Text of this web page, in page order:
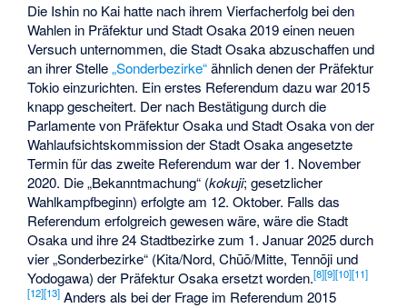
Die Ishin no Kai hatte nach ihrem Vierfacherfolg bei den
Wahlen in Präfektur und Stadt Osaka 2019 einen neuen
Versuch unternommen, die Stadt Osaka abzuschaffen und
an ihrer Stelle„Sonderbezirke“ähnlich denen der Präfektur
Tokio einzurichten. Ein erstes Referendum dazu war 2015
knapp gescheitert. Der nach Bestätigung durch die
Parlamente von Präfektur Osaka und Stadt Osaka von der
Wahlaufsichtskommission der Stadt Osaka angesetzte
Termin für das zweite Referendum war der 1. November
2020. Die „Bekanntmachung“ (kokuji; gesetzlicher
Wahlkampfbeginn) erfolgte am 12. Oktober. Falls das
Referendum erfolgreich gewesen wäre, wäre die Stadt
Osaka und ihre 24 Stadtbezirke zum 1. Januar 2025 durch
vier „Sonderbezirke“ (Kita/Nord, Chūō/Mitte, Tennōji und
Yodogawa) der Präfektur Osaka ersetzt worden.[8][9][10][11]
[12][13] Anders als bei der Frage im Referendum 2015